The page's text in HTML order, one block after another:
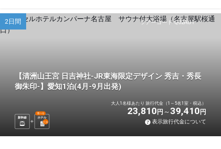
ツアーコード Q02AU1
2日間
【清洲山王宮 日吉神社-JR東海限定デザイン 秀吉・秀長
御朱印-】愛知1泊(4月-9月出発)
新幹線 ホテル
選べる
1 泊
大人1名様あたり 旅行代金（1～5名1室・税込）
23,810 円 39,410 円
表示旅行代金について